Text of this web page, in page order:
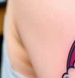
помидоры